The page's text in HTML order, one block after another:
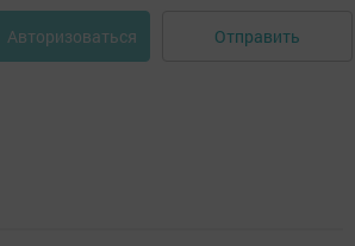
Авторизоваться Отправить